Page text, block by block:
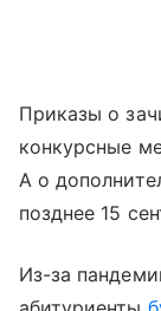
Приказы о
конкурсные
А о
позднее 15
Из-за